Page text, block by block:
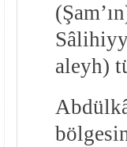
aleyh)